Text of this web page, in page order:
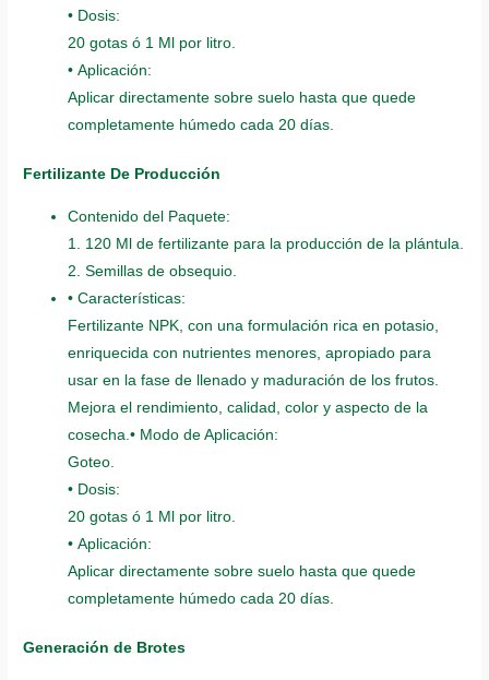
• Dosis:
20 gotas ó 1 Ml por litro.
• Aplicación:
Aplicar directamente sobre suelo hasta que quede
completamente húmedo cada 20 días.
Fertilizante De Producción
Contenido del Paquete:
1. 120 Ml de fertilizante para la producción de la plántula.
2. Semillas de obsequio.
• Características:
Fertilizante NPK, con una formulación rica en potasio,
enriquecida con nutrientes menores, apropiado para
usar en la fase de llenado y maduración de los frutos.
Mejora el rendimiento, calidad, color y aspecto de la
cosecha.• Modo de Aplicación:
Goteo.
• Dosis:
20 gotas ó 1 Ml por litro.
• Aplicación:
Aplicar directamente sobre suelo hasta que quede
completamente húmedo cada 20 días.
Generación de Brotes